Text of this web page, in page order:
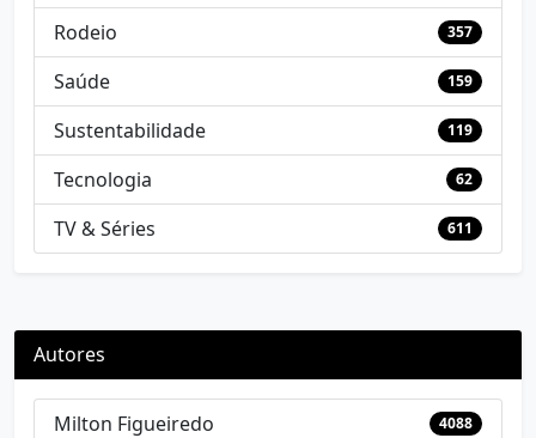
Rodeio 357
Saúde 159
Sustentabilidade 119
Tecnologia 62
TV & Séries 611
Autores
Milton Figueiredo 4088